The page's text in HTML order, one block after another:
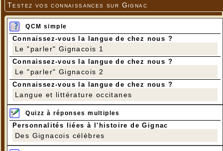
Testez vos connaissances sur Gignac
QCM simple
Connaissez-vous la langue de chez nous ?
Le "parler" Gignacois 1
Connaissez-vous la langue de chez nous ?
Le "parler" Gignacois 2
Connaissez-vous la langue de chez nous ?
Langue et littérature occitanes
Quizz à réponses multiples
Personnalités liées à l'histoire de Gignac
Des Gignacois célèbres